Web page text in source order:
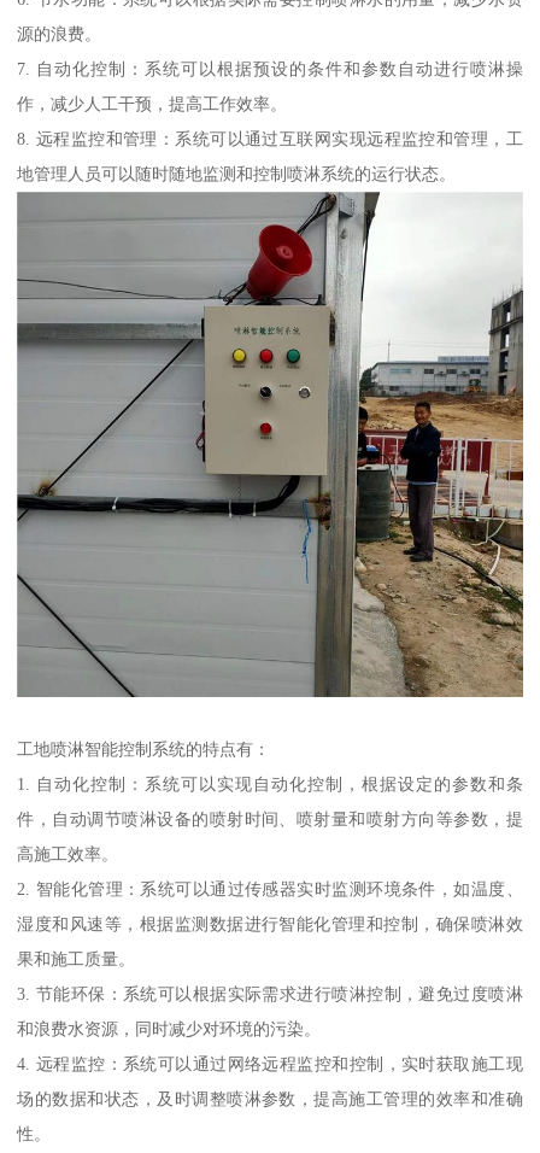
源的浪费。
7. 自动化控制：系统可以根据预设的条件和参数自动进行喷淋操
作，减少人工干预，提高工作效率。
8. 远程监控和管理：系统可以通过互联网实现远程监控和管理，工
地管理人员可以随时随地监测和控制喷淋系统的运行状态。
工地喷淋智能控制系统的特点有：
1. 自动化控制：系统可以实现自动化控制，根据设定的参数和条
件，自动调节喷淋设备的喷射时间、喷射量和喷射方向等参数，提
高施工效率。
2. 智能化管理：系统可以通过传感器实时监测环境条件，如温度、
湿度和风速等，根据监测数据进行智能化管理和控制，确保喷淋效
果和施工质量。
3. 节能环保：系统可以根据实际需求进行喷淋控制，避免过度喷淋
和浪费水资源，同时减少对环境的污染。
4. 远程监控：系统可以通过网络远程监控和控制，实时获取施工现
场的数据和状态，及时调整喷淋参数，提高施工管理的效率和准确
性。